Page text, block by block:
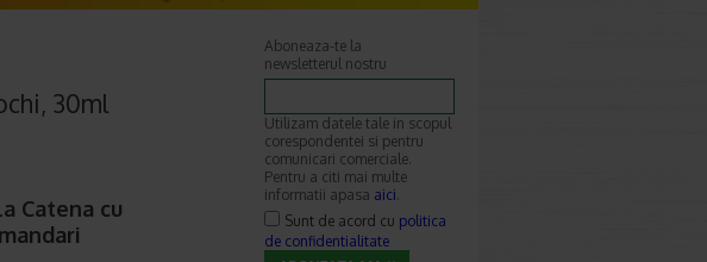
30ml
Catena cu
Aboneaza-te la
newsletterul nostru
Utilizam datele tale in scopul
corespondentei si pentru
comunicari comerciale.
Pentru a citi mai multe
informatii apasa aici.
Sunt de acord cu politica
de confidentialitate